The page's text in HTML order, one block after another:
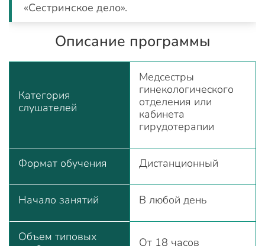
«Сестринское дело».
Описание программы
Категория
слушателей
Медсестры
гинекологического
отделения или
кабинета
гирудотерапии
Формат обучения Дистанционный
Начало занятий В любой день
Объем типовых
От 18 часов